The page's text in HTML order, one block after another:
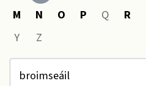
M
N O P Q R
Y
Z